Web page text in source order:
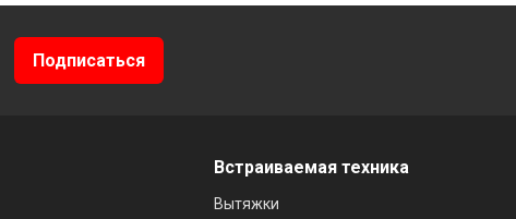
Встраиваемая техника
Вытяжки